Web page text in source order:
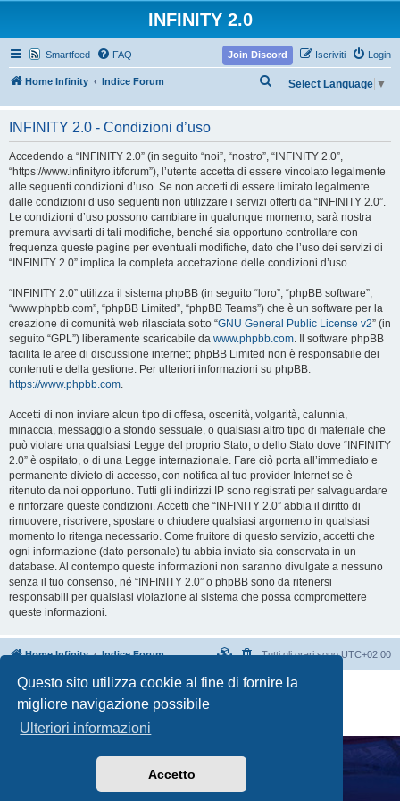
Questo sito utilizza cookie al fine di fornire la
migliore navigazione possibile
Ulteriori informazioni
Accetto
INFINITY 2.0
Smartfeed FAQ Login
Iscriviti
Join Discord
Home Infinity Indice Forum Select Language ▼
c
INFINITY 2.0 - Condizioni d’uso
Accedendo a “INFINITY 2.0” (in seguito “noi”, “nostro”, “INFINITY 2.0”,
“https://www.infinityro.it/forum”), l’utente accetta di essere vincolato legalmente
alle seguenti condizioni d’uso. Se non accetti di essere limitato legalmente
dalle condizioni d’uso seguenti non utilizzare i servizi offerti da “INFINITY 2.0”.
Le condizioni d’uso possono cambiare in qualunque momento, sarà nostra
premura avvisarti di tali modifiche, benché sia opportuno controllare con
frequenza queste pagine per eventuali modifiche, dato che l’uso dei servizi di
“INFINITY 2.0” implica la completa accettazione delle condizioni d’uso.
“INFINITY 2.0” utilizza il sistema phpBB (in seguito “loro”, “phpBB software”,
“www.phpbb.com”, “phpBB Limited”, “phpBB Teams”) che è un software per la
creazione di comunità web rilasciata sotto “GNU General Public License v2” (in
seguito “GPL”) liberamente scaricabile da www.phpbb.com. Il software phpBB
facilita le aree di discussione internet; phpBB Limited non è responsabile dei
contenuti e della gestione. Per ulteriori informazioni su phpBB:
https://www.phpbb.com.
Accetti di non inviare alcun tipo di offesa, oscenità, volgarità, calunnia,
minaccia, messaggio a sfondo sessuale, o qualsiasi altro tipo di materiale che
può violare una qualsiasi Legge del proprio Stato, o dello Stato dove “INFINITY
2.0” è ospitato, o di una Legge internazionale. Fare ciò porta all’immediato e
permanente divieto di accesso, con notifica al tuo provider Internet se è
ritenuto da noi opportuno. Tutti gli indirizzi IP sono registrati per salvaguardare
e rinforzare queste condizioni. Accetti che “INFINITY 2.0” abbia il diritto di
rimuovere, riscrivere, spostare o chiudere qualsiasi argomento in qualsiasi
momento lo ritenga necessario. Come fruitore di questo servizio, accetti che
ogni informazione (dato personale) tu abbia inviato sia conservata in un
database. Al contempo queste informazioni non saranno divulgate a nessuno
senza il tuo consenso, né “INFINITY 2.0” o phpBB sono da ritenersi
responsabili per qualsiasi violazione al sistema che possa compromettere
queste informazioni.
Home Infinity Indice Forum Tutti gli orari sonoUTC+02:00
Creato daphpBB® Forum Software © phpBB Limited
Traduzione Italiana